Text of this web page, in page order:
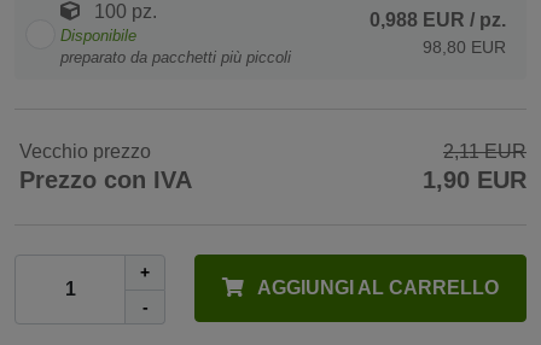
100 pz.
Disponibile
preparato da pacchetti più piccoli
0,988 EUR / pz.
98,80 EUR
Vecchio prezzo 2,11 EUR
Prezzo con IVA 1,90 EUR
+
-
AGGIUNGI AL CARRELLO